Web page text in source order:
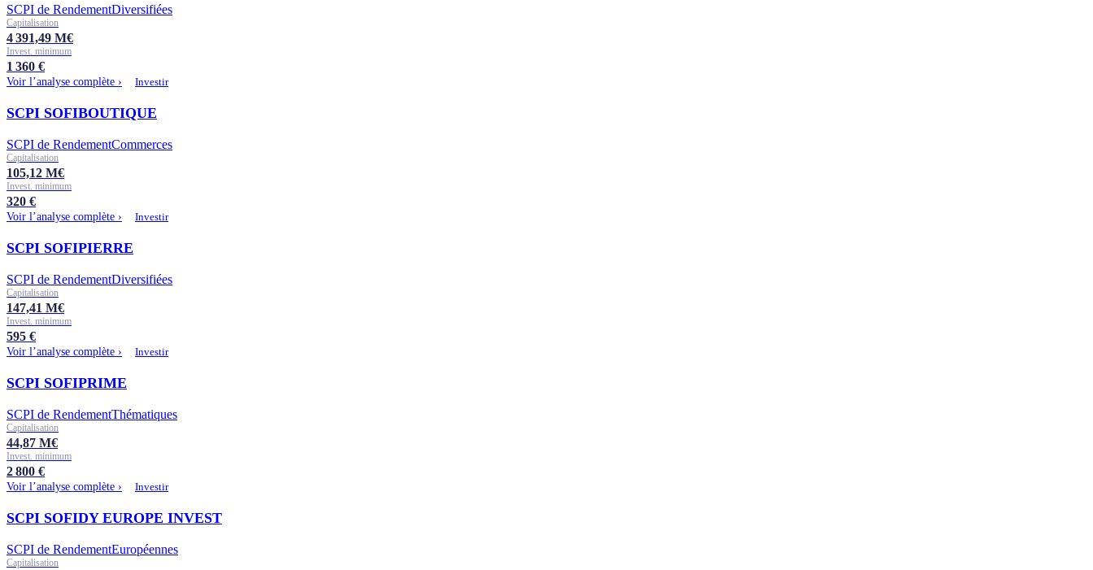
SCPI de RendementDiversifiées
Capitalisation
4 391,49 M€
Invest. minimum
1 360 €
Voir l’analyse complète › Investir
SCPI SOFIBOUTIQUE
SCPI de RendementCommerces
Capitalisation
105,12 M€
Invest. minimum
320 €
Voir l’analyse complète › Investir
SCPI SOFIPIERRE
SCPI de RendementDiversifiées
Capitalisation
147,41 M€
Invest. minimum
595 €
Voir l’analyse complète › Investir
SCPI SOFIPRIME
SCPI de RendementThématiques
Capitalisation
44,87 M€
Invest. minimum
2 800 €
Voir l’analyse complète › Investir
SCPI SOFIDY EUROPE INVEST
SCPI de RendementEuropéennes
Capitalisation